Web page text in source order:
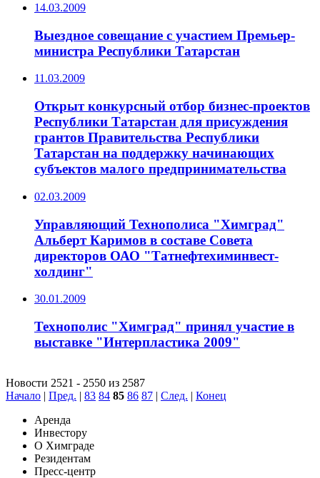
14.03.2009
Выездное совещание с участием Премьер-
министра Республики Татарстан
11.03.2009
Открыт конкурсный отбор бизнес-проектов
Республики Татарстан для присуждения
грантов Правительства Республики
Татарстан на поддержку начинающих
субъектов малого предпринимательства
02.03.2009
Управляющий Технополиса "Химград"
Альберт Каримов в составе Совета
директоров ОАО "Татнефтехиминвест-
холдинг"
30.01.2009
Технополис "Химград" принял участие в
выставке "Интерпластика 2009"
Новости 2521 - 2550 из 2587
Начало | Пред. | 83 84 85 86 87 | След. | Конец
Аренда
Инвестору
О Химграде
Резидентам
Пресс-центр